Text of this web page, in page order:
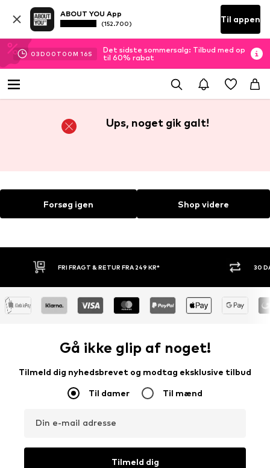
ABOUT YOU App
(152.700) Til appen
03D 00 T 00M 15S
Det sidste sommersalg: Tilbud med op
til 60% rabat
Ups, noget gik galt!
Forsøg igen Shop videre
FRI FRAGT & RETUR FRA 249 KR* 30
Gå ikke glip af noget!
Tilmeld dig nyhedsbrevet og modtag eksklusive tilbud
Til damer Til mænd
Din e-mail adresse
Tilmeld dig